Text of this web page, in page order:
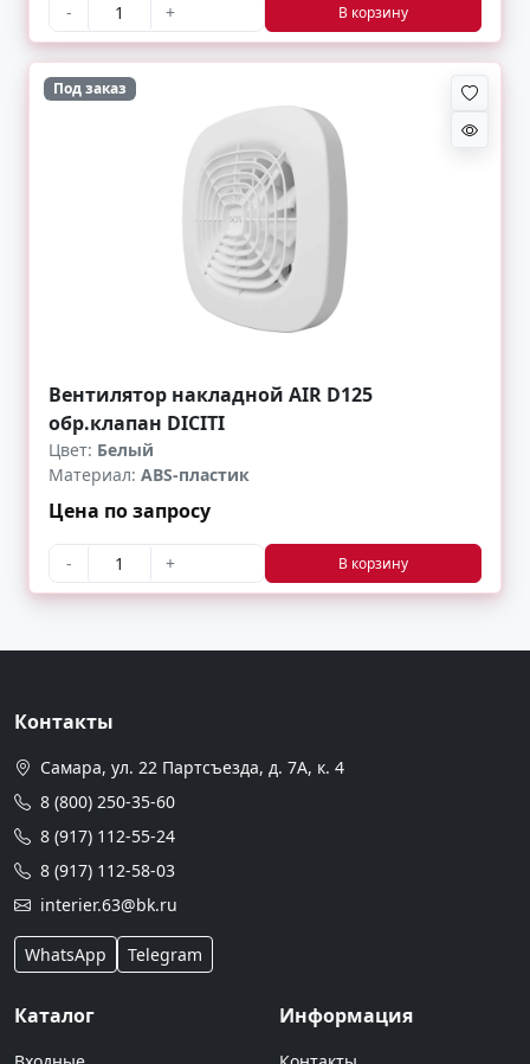
- + В корзину
Под заказ
Вентилятор накладной AIR D125
обр.клапан DICITI
Цвет: Белый
Материал: ABS-пластик
Цена по запросу
- + В корзину
Контакты
Самара, ул. 22 Партсъезда, д. 7А, к. 4
8 (800) 250-35-60
8 (917) 112-55-24
8 (917) 112-58-03
interier.63@bk.ru
WhatsApp Telegram
Каталог Информация